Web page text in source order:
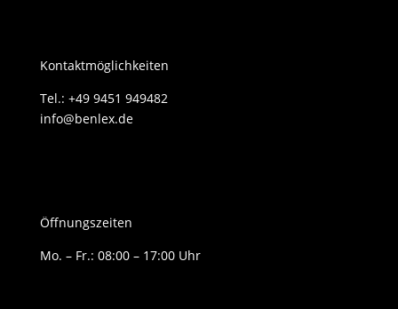
Kontaktmöglichkeiten
Tel.: +49 9451 949482
info@benlex.de
Öffnungszeiten
Mo. – Fr.: 08:00 – 17:00 Uhr